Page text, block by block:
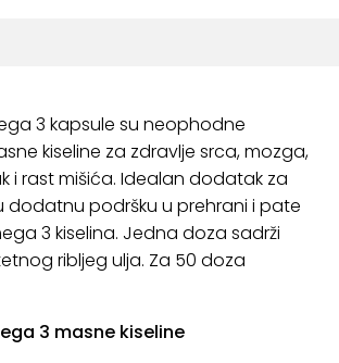
3 kapsule su neophodne
kiseline za zdravlje srca, mozga,
i rast mišića. Idealan dodatak za
dodatnu podršku u prehrani i pate
3 kiselina. Jedna doza sadrži
ribljeg ulja. Za 50 doza
3 masne kiseline